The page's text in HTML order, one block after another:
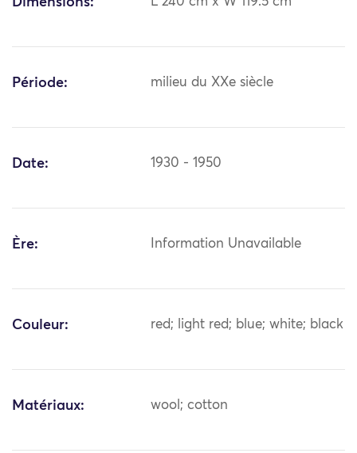
Période: milieu du XXe siècle
Date: 1930 - 1950
Ère: Information Unavailable
Couleur: red; light red; blue; white; black
Matériaux: wool; cotton